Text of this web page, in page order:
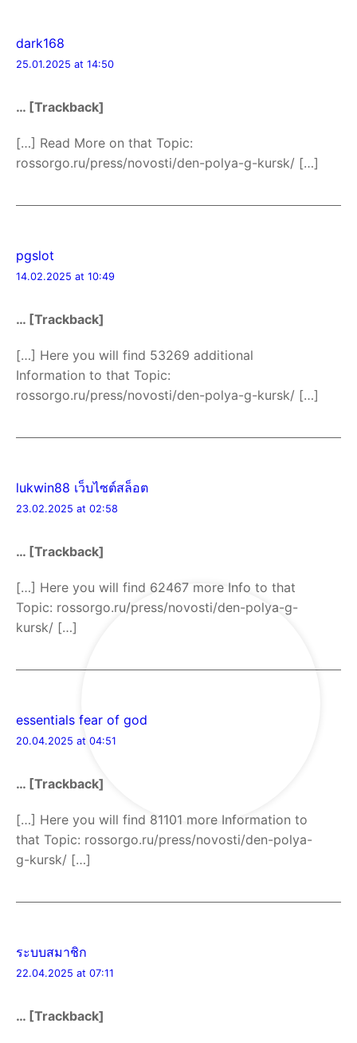
dark168
25.01.2025 at 14:50
… [Trackback]
[…] Read More on that Topic:
rossorgo.ru/press/novosti/den-polya-g-kursk/ […]
pgslot
14.02.2025 at 10:49
… [Trackback]
[…] Here you will find 53269 additional
Information to that Topic:
rossorgo.ru/press/novosti/den-polya-g-kursk/ […]
lukwin88 เว็บไซต์สล็อต
23.02.2025 at 02:58
… [Trackback]
[…] Here you will find 62467 more Info to that
Topic: rossorgo.ru/press/novosti/den-polya-g-
kursk/ […]
essentials fear of god
20.04.2025 at 04:51
… [Trackback]
[…] Here you will find 81101 more Information to
that Topic: rossorgo.ru/press/novosti/den-polya-
g-kursk/ […]
ระบบสมาชิก
22.04.2025 at 07:11
… [Trackback]